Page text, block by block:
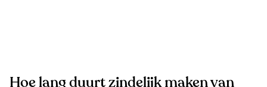
Hoe lang duurt zindelijk maken van